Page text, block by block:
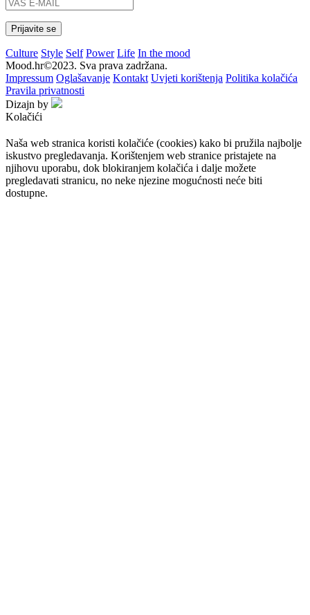
Culture Style Self Power Life In the mood
Mood.hr©2023. Sva prava zadržana.
Impressum Oglašavanje Kontakt Uvjeti korištenja Politika kolačića
Pravila privatnosti
Dizajn by
Kolačići
Naša web stranica koristi kolačiće (cookies) kako bi pružila najbolje
iskustvo pregledavanja. Korištenjem web stranice pristajete na
njihovu uporabu, dok blokiranjem kolačića i dalje možete
pregledavati stranicu, no neke njezine mogućnosti neće biti
dostupne.